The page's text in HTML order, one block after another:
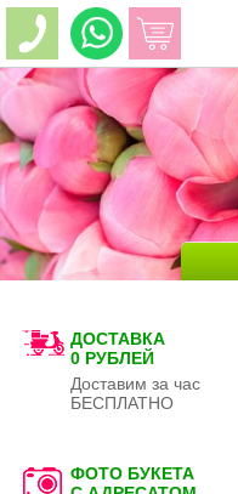
ДОСТАВКА
0 РУБЛЕЙ
Доставим за час
БЕСПЛАТНО
ФОТО БУКЕТА